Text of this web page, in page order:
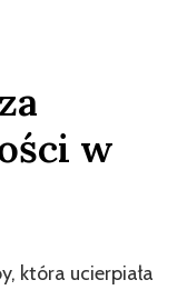
w
która ucierpiała